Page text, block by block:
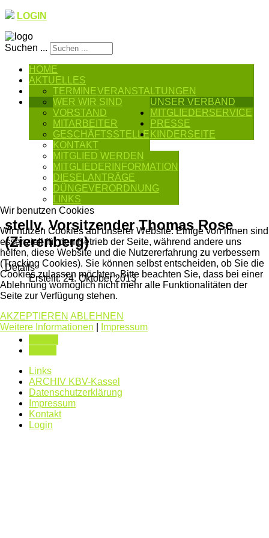
LOGIN
Suchen ...
HOME
AKTUELLES
VERANSTALTUNGEN
TERMINE
UNSER VERBAND
WER WIR SIND
VORSTAND
MITARBEITER
GESCHÄFTSSTELLE
KONTAKT
MITGLIEDERSERVICE
MITGLIED WERDEN
MITGLIEDERINFORMATION
DIESELANTRÄGE
DÜNGEVERORDNUNG
LINKS
PRESSE
KINDERSEITE
stellv. Vorsitzender Thomas Rose
(Zierenberg)
Details
Erstellt: 24. Oktober 2013
Links
ARCHIV KBV-Kassel
Datenschutzerklärung
Impressum
Kontakt
Login
Wir benutzen Cookies
Wir nutzen Cookies auf unserer Website. Einige von ihnen sind
essenziell für den Betrieb der Seite, während andere uns
helfen, diese Website und die Nutzererfahrung zu verbessern
(Tracking Cookies). Sie können selbst entscheiden, ob Sie die
Cookies zulassen möchten. Bitte beachten Sie, dass bei einer
Ablehnung womöglich nicht mehr alle Funktionalitäten der
Seite zur Verfügung stehen.
AKZEPTIEREN ABLEHNEN
Weitere Informationen
Impressum